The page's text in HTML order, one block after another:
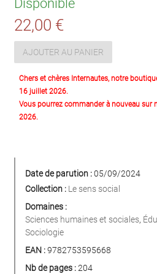
Disponible
22,00 €
AJOUTER AU PANIER
Chers et chères Internautes, notre
16 juillet 2026.
Vous pourrez commander à nouveau sur
2026.
Date de parution :05/09/2024
Collection : Le sens social
Domaines :
Sciences humaines et sociales,
Sociologie
EAN :9782753595668
Nb de pages :204